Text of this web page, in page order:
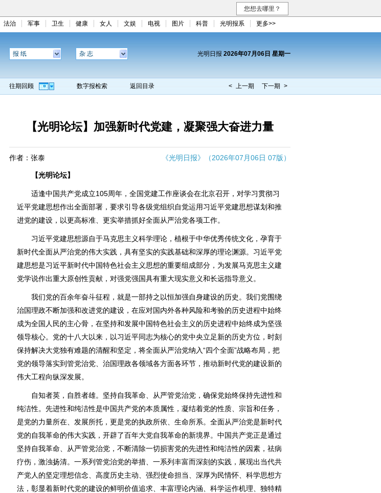
您想去哪里？
法治 军事 卫生 健康 女人 文娱 电视 图片 科普 光明报系 更多>>
报 纸 杂 志 光明日报 2026年07月06日 星期一
往期回顾 数字报检索 返回目录 < 上一期 下一期 >
【光明论坛】加强新时代党建，凝聚强大奋进力量
作者：张泰 《光明日报》（2026年07月06日 07版）
【光明论坛】
适逢中国共产党成立105周年，全国党建工作座谈会在北京召开，对学习贯彻习
近平党建思想作出全面部署，要求引导各级党组织自觉运用习近平党建思想谋划和推
进党的建设，以更高标准、更实举措抓好全面从严治党各项工作。
习近平党建思想源自于马克思主义科学理论，植根于中华优秀传统文化，孕育于
新时代全面从严治党的伟大实践，具有坚实的实践基础和深厚的理论渊源。习近平党
建思想是习近平新时代中国特色社会主义思想的重要组成部分，为发展马克思主义建
党学说作出重大原创性贡献，对强党强国具有重大现实意义和长远指导意义。
我们党的百余年奋斗征程，就是一部持之以恒加强自身建设的历史。我们党围绕
治国理政不断加强和改进党的建设，在应对国内外各种风险和考验的历史进程中始终
成为全国人民的主心骨，在坚持和发展中国特色社会主义的历史进程中始终成为坚强
领导核心。党的十八大以来，以习近平同志为核心的党中央立足新的历史方位，时刻
保持解决大党独有难题的清醒和坚定，将全面从严治党纳入“四个全面”战略布局，把
党的领导落实到管党治党、治国理政各领域各方面各环节，推动新时代党的建设新的
伟大工程向纵深发展。
自知者英，自胜者雄。坚持自我革命、从严管党治党，确保党始终保持先进性和
纯洁性。先进性和纯洁性是中国共产党的本质属性，凝结着党的性质、宗旨和任务，
是党的力量所在、发展所托，更是党的执政所依、生命所系。全面从严治党是新时代
党的自我革命的伟大实践，开辟了百年大党自我革命的新境界。中国共产党正是通过
坚持自我革命、从严管党治党，不断清除一切损害党的先进性和纯洁性的因素，祛病
疗伤，激浊扬清。一系列管党治党的举措、一系列丰富而深刻的实践，展现出当代共
产党人的坚定理想信念、高度历史主动、强烈使命担当、深厚为民情怀、科学思想方
法，彰显着新时代党的建设的鲜明价值追求、丰富理论内涵、科学运作机理、独特精